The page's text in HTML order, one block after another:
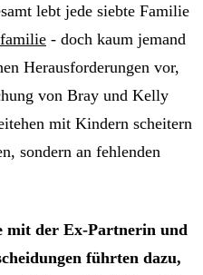
lebt jede siebte Familie
- doch kaum jemand
Herausforderungen vor,
von Bray und Kelly
mit Kindern scheitern
sondern an fehlenden
mit der Ex-Partnerin und
führten dazu,